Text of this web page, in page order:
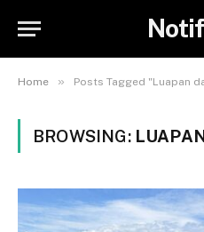
Home » Posts Tagged "Luapan
BROWSING: